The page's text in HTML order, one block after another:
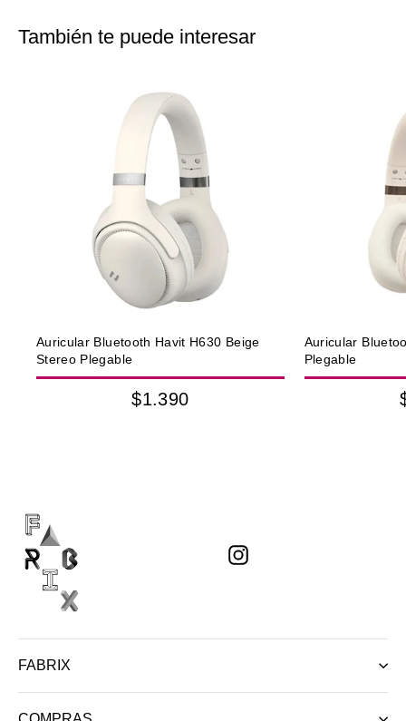
También te puede interesar
Auricular Bluetooth Havit H630 Beige
Stereo Plegable
$1.390
Auricular
Plegable
Instagram
FABRIX